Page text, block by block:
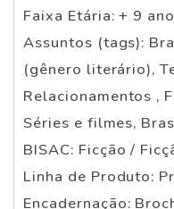
Faixa Etária: + 9
Assuntos (tags):
(gênero literário),
Relacionamentos ,
Séries e filmes,
BISAC: Ficção /
Linha de Produto:
Encadernação: